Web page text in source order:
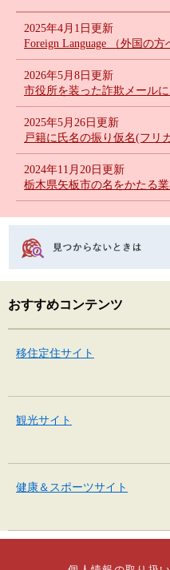
Foreign Language （外国の方
2025年4月1日更新
市役所を装った詐欺メール
2026年5月8日更新
戸籍に氏名の振り仮名(フリ
2025年5月26日更新
栃木県矢板市の名をかたる
2024年11月20日更新
おすすめコンテンツ
移住定住サイト
観光サイト
健康＆スポーツサイト